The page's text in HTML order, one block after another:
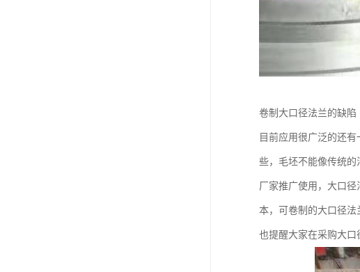
卷制大口径法兰的缺陷
目前应用很广泛的还
些，毛坯不能像传统
厂家推广使用，大口
本，可卷制的大口径
也提醒大家在采购大口